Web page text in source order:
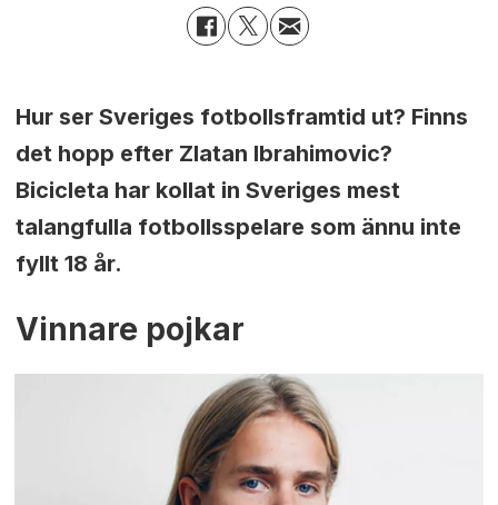
Hur ser Sveriges fotbollsframtid ut? Finns
det hopp efter Zlatan Ibrahimovic?
Bicicleta har kollat in Sveriges mest
talangfulla fotbollsspelare som ännu inte
fyllt 18 år.
Vinnare pojkar